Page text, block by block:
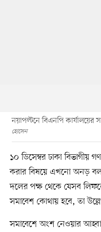
নয়াপল্টনে বিএনপি কার্যালয়ের
হোসেন
১০ ডিসেম্বর ঢাকা বিভাগীয়
করার বিষয়ে এখনো অনড়
দলের পক্ষ থেকে যেসব
সমাবেশ কোথায় হবে, তা
সমাবেশে অংশ নেওয়ার